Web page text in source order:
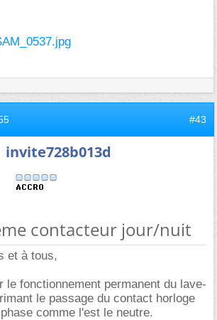
#43
invite728b013d
contacteur jour/nuit
et à tous,
le fonctionnement permanent du lave-
le passage du contact horloge
comme l'est le neutre.